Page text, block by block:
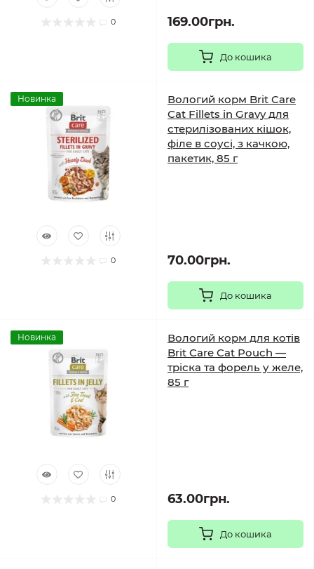
0 169.00грн.
До кошика
Новинка
0
Вологий корм Brit Care
Cat Fillets in Gravy для
стерилізованих кішок,
філе в соусі, з качкою,
пакетик, 85 г
70.00грн.
До кошика
Новинка
0
Вологий корм для котів
Brit Care Cat Pouch —
тріска та форель у желе,
85 г
63.00грн.
До кошика